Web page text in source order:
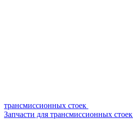
трансмиссионных стоек
Запчасти для трансмиссионных стоек